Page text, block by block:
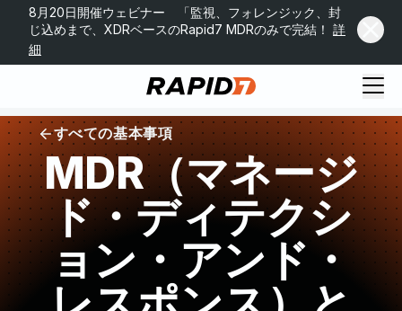
8月20日開催ウェビナー 「監視、フォレンジック、封
じ込めまで、XDRベースのRapid7 MDRのみで完結！ 詳
細
すべての基本事項
MDR（マネージ
ド・ディテクシ
ョン・アンド・